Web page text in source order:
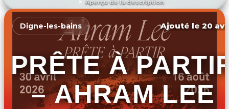
Aperçu de la description
DÉCOUVRIR L'ÉVÉNEMENT
Digne-les-bains Ajouté le 20
PRÊTE À
– AHRAM LEE